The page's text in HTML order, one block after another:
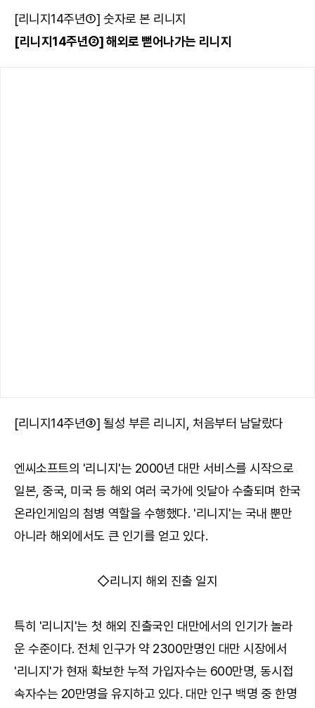
[리니지14주년①] 숫자로 본 리니지
[리니지14주년②] 해외로 뻗어나가는 리니지
[리니지14주년③] 될성 부른 리니지, 처음부터 남달랐다
엔씨소프트의 '리니지'는 2000년 대만 서비스를 시작으로
일본, 중국, 미국 등 해외 여러 국가에 잇달아 수출되며 한국
온라인게임의 첨병 역할을 수행했다. '리니지'는 국내 뿐만
아니라 해외에서도 큰 인기를 얻고 있다.
◇리니지 해외 진출 일지
특히 '리니지'는 첫 해외 진출국인 대만에서의 인기가 놀라
운 수준이다. 전체 인구가 약 2300만명인 대만 시장에서
'리니지'가 현재 확보한 누적 가입자수는 600만명, 동시접
속자수는 20만명을 유지하고 있다. 대만 인구 백명 중 한명